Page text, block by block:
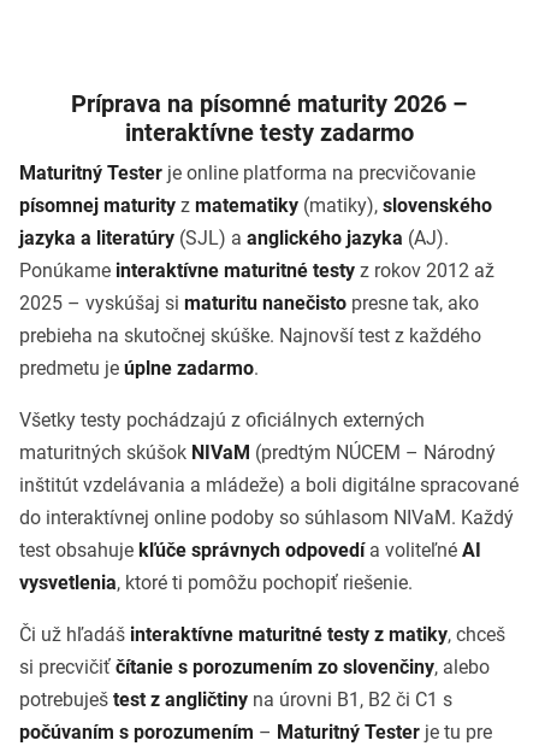
Príprava na písomné maturity 2026 –
interaktívne testy zadarmo
Maturitný Tester je online platforma na precvičovanie
písomnej maturity z matematiky (matiky), slovenského
jazyka a literatúry (SJL) a anglického jazyka (AJ).
Ponúkame interaktívne maturitné testy z rokov 2012 až
2025 – vyskúšaj si maturitu nanečisto presne tak, ako
prebieha na skutočnej skúške. Najnovší test z každého
predmetu je úplne zadarmo.
Všetky testy pochádzajú z oficiálnych externých
maturitných skúšok NIVaM (predtým NÚCEM – Národný
inštitút vzdelávania a mládeže) a boli digitálne spracované
do interaktívnej online podoby so súhlasom NIVaM. Každý
test obsahuje kľúče správnych odpovedía voliteľné AI
vysvetlenia, ktoré ti pomôžu pochopiť riešenie.
Či už hľadáš interaktívne maturitné testy z matiky, chceš
si precvičiť čítanie s porozumením zo slovenčiny, alebo
potrebuješ test z angličtiny na úrovni B1, B2 či C1 s
počúvaním s porozumením – Maturitný Tester je tu pre